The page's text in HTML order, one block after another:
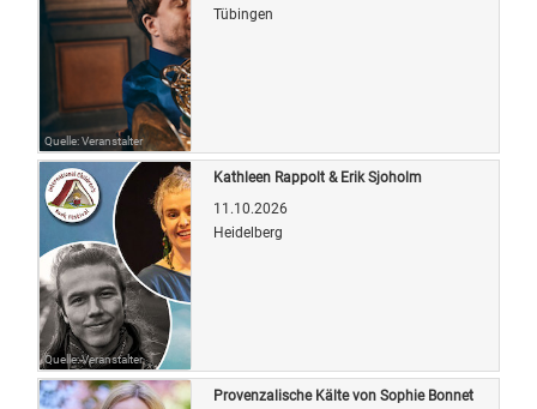
Quelle: Veranstalter
Tübingen
Quelle: Veranstalter
Kathleen Rappolt & Erik Sjoholm
11.10.2026
Heidelberg
Provenzalische Kälte von Sophie Bonnet